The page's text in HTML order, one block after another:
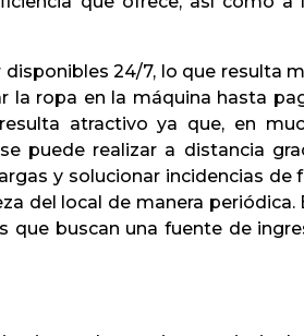
24/7, lo que resulta
la ropa en la máquina hasta
atractivo ya que, en
puede realizar a distancia
y solucionar incidencias
del local de manera
buscan una fuente de